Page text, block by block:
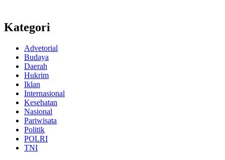
Kategori
Advetorial
Budaya
Daerah
Hukrim
Iklan
Internasional
Kesehatan
Nasional
Pariwisata
Politik
POLRI
TNI